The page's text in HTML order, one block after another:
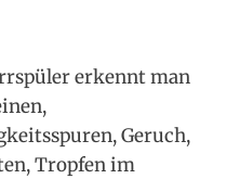
erkennt man
Geruch,
Tropfen im